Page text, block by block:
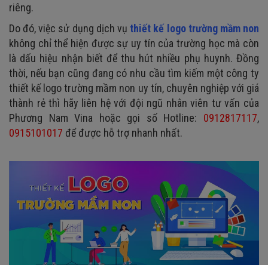
riêng.
Do đó, việc sử dụng dịch vụ thiết kế logo trường mầm non
không chỉ thể hiện được sự uy tín của trường học mà còn
là dấu hiệu nhận biết để thu hút nhiều phụ huynh. Đồng
thời, nếu bạn cũng đang có nhu cầu tìm kiếm một công ty
thiết kế logo trường mầm non uy tín, chuyên nghiệp với giá
thành rẻ thì hãy liên hệ với đội ngũ nhân viên tư vấn của
Phương Nam Vina hoặc gọi số Hotline: 0912817117,
0915101017 để được hỗ trợ nhanh nhất.